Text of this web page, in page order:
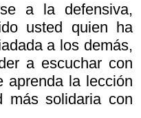
a la defensiva,
usted quien ha
a los demás,
a escuchar con
aprenda la lección
más solidaria con